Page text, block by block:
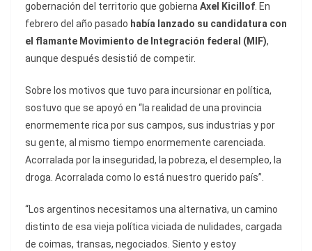
gobernación del territorio que gobiernaAxel Kicillof. En
febrero del año pasado había lanzado su candidatura con
el flamante Movimiento de Integración federal (MIF),
aunque después desistió de competir.
Sobre los motivos que tuvo para incursionar en política,
sostuvo que se apoyó en “la realidad de una provincia
enormemente rica por sus campos, sus industrias y por
su gente, al mismo tiempo enormemente carenciada.
Acorralada por la inseguridad, la pobreza, el desempleo, la
droga. Acorralada como lo está nuestro querido país”.
“Los argentinos necesitamos una alternativa, un camino
distinto de esa vieja política viciada de nulidades, cargada
de coimas, transas, negociados. Siento y estoy